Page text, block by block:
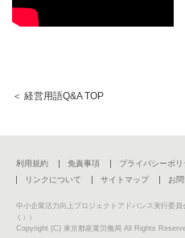
＜ 経営用語Q&A TOP
利用規約 免責事項 プライバシーポリ
リンクについて
サイトマップ お
中小企業活力向上プロジェクトアドバンス実行委
く））
Copyright (C) 東京都産業労働局 All Rights